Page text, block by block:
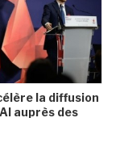
la diffusion
auprès des